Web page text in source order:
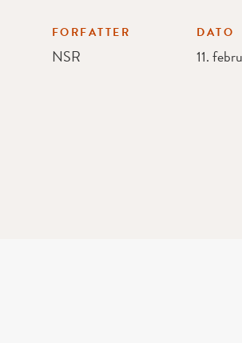
FORFATTER
NSR
DATO
11.